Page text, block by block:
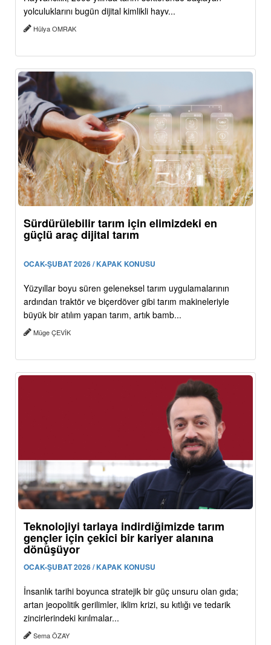
yolculuklarını bugün dijital kimlikli hayv...
Hülya OMRAK
Sürdürülebilir tarım için elimizdeki en
güçlü araç dijital tarım
OCAK-ŞUBAT 2026 / KAPAK KONUSU
Yüzyıllar boyu süren geleneksel tarım uygulamalarının
ardından traktör ve biçerdöver gibi tarım makineleriyle
büyük bir atılım yapan tarım, artık bamb...
Müge ÇEVİK
Teknolojiyi tarlaya indirdiğimizde tarım
gençler için çekici bir kariyer alanına
dönüşüyor
OCAK-ŞUBAT 2026 / KAPAK KONUSU
İnsanlık tarihi boyunca stratejik bir güç unsuru olan gıda;
artan jeopolitik gerilimler, iklim krizi, su kıtlığı ve tedarik
zincirlerindeki kırılmalar...
Sema ÖZAY